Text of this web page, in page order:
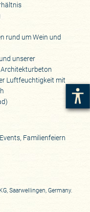
rund um Wein und
unserer
Luftfeuchtigkeit mit
Familienfeiern
Saarwellingen, Germany.